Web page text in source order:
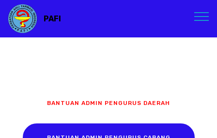
PAFI
BANTUAN ADMIN PENGURUS DAERAH